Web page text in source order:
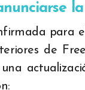
para
de